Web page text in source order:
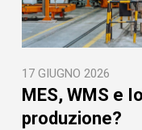
17 GIUGNO 2026
MES, WMS e
produzione?